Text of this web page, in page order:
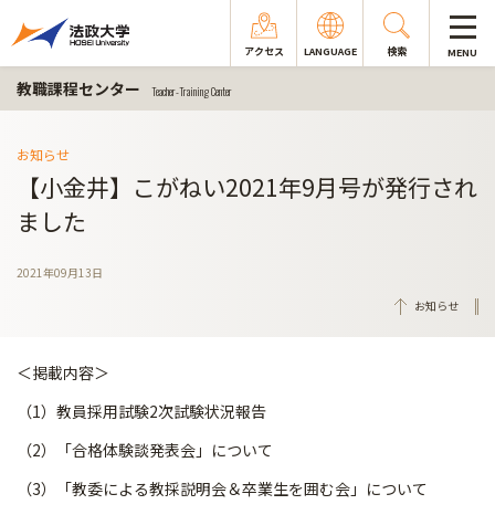
アクセス LANGUAGE 検索 MENU
教職課程センター Teacher-Training Center
お知らせ
【小金井】こがねい2021年9月号が発行され
ました
2021年09月13日
お知らせ
＜掲載内容＞
（1）教員採用試験2次試験状況報告
（2）「合格体験談発表会」について
（3）「教委による教採説明会＆卒業生を囲む会」について